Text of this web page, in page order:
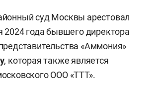
суд Москвы арестовал
2024 года бывшего директора
«Аммония»
, которая также является
ООО «ТТТ».